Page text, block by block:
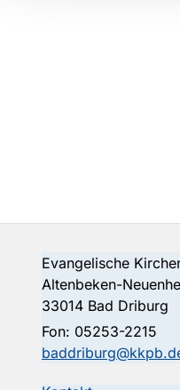
Evangelische
Altenbeken-
33014 Bad Driburg
Fon: 05253-2215